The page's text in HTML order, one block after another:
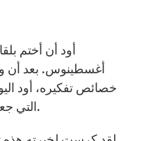
أغسطينوس. بعد أن
خصائص تفكيره، أود
التي جعلت منه أحد أكبر مرتدي التاريخ.